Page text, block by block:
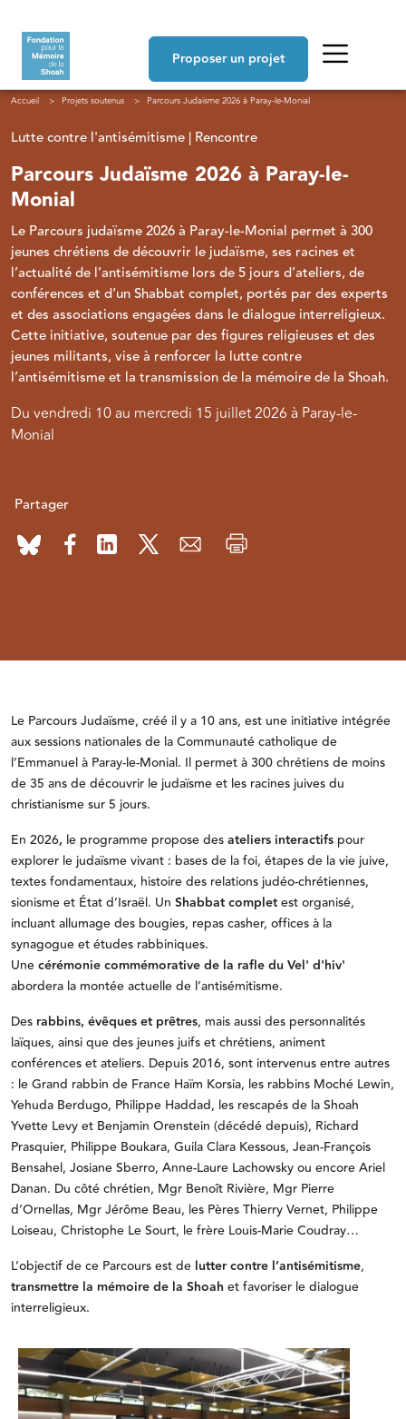
Proposer un projet
Fil d'Ariane
Accueil Projets soutenus Parcours Judaïsme 2026 à Paray-le-Monial
Lutte contre l'antisémitisme | Rencontre
Parcours Judaïsme 2026 à Paray-le-
Monial
Le Parcours judaïsme 2026 à Paray-le-Monial permet à 300
jeunes chrétiens de découvrir le judaïsme, ses racines et
l’actualité de l’antisémitisme lors de 5 jours d’ateliers, de
conférences et d’un Shabbat complet, portés par des experts
et des associations engagées dans le dialogue interreligieux.
Cette initiative, soutenue par des figures religieuses et des
jeunes militants, vise à renforcer la lutte contre
l’antisémitisme et la transmission de la mémoire de la Shoah.
Du vendredi 10 au mercredi 15 juillet 2026 à Paray-le-
Monial
Partager
Le Parcours Judaïsme, créé il y a 10 ans, est une initiative intégrée
aux sessions nationales de la Communauté catholique de
l’Emmanuel à Paray-le-Monial. Il permet à 300 chrétiens de moins
de 35 ans de découvrir le judaïsme et les racines juives du
christianisme sur 5 jours.
En 2026, le programme propose desateliers interactifs pour
explorer le judaïsme vivant : bases de la foi, étapes de la vie juive,
textes fondamentaux, histoire des relations judéo-chrétiennes,
sionisme et État d’Israël. Un Shabbat completest organisé,
incluant allumage des bougies, repas casher, offices à la
synagogue et études rabbiniques.
Unecérémonie commémorativede la rafle du Vel' d'hiv'
abordera la montée actuelle de l’antisémitisme.
Des rabbins, évêques et prêtres, mais aussi des personnalités
laïques, ainsi que des jeunes juifs et chrétiens, animent
conférences et ateliers. Depuis 2016, sont intervenus entre autres
: le Grand rabbin de France Haïm Korsia, les rabbins Moché Lewin,
Yehuda Berdugo, Philippe Haddad, les rescapés de la Shoah
Yvette Levy et Benjamin Orenstein (décédé depuis), Richard
Prasquier, Philippe Boukara, Guila Clara Kessous, Jean-François
Bensahel, Josiane Sberro, Anne-Laure Lachowsky ou encore Ariel
Danan. Du côté chrétien, Mgr Benoît Rivière, Mgr Pierre
d’Ornellas, Mgr Jérôme Beau, les Pères Thierry Vernet, Philippe
Loiseau, Christophe Le Sourt, le frère Louis-Marie Coudray…
L’objectif de ce Parcours est de lutter contre l’antisémitisme,
transmettre la mémoire de la Shoah et favoriser le dialogue
interreligieux.